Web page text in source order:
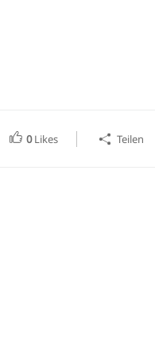
0 Likes Teilen